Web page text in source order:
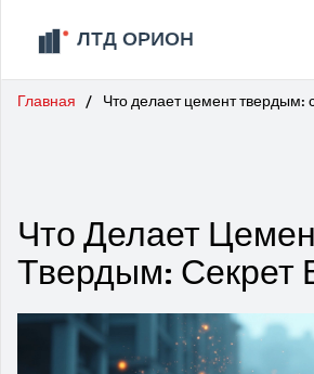
Главная Что делает цемент твердым:
Что Делает
Твердым: Секрет